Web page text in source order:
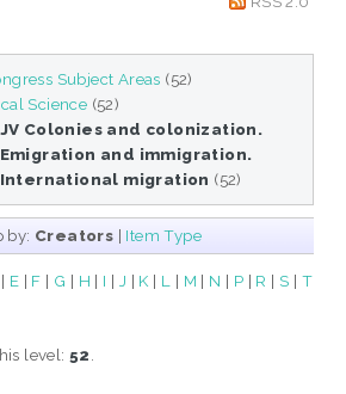
Subject Areas (52)
Science (52)
JV Colonies and colonization.
Emigration and immigration.
International migration (52)
by: Creators | Item Type
| E | F | G | H | I | J | K | L | M | N | P | R | S | T
level: 52